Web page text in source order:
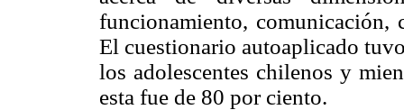
funcionamiento, comunicación,
El cuestionario autoaplicado
los adolescentes chilenos y
esta fue de 80 por ciento.